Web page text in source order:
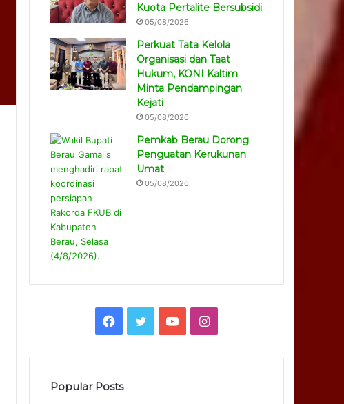
Kuota Pertalite Bersubsidi
05/08/2026
Perkuat Tata Kelola
Organisasi dan Taat
Hukum, KONI Kaltim
Minta Pendampingan
Kejati
05/08/2026
Pemkab Berau Dorong
Penguatan Kerukunan
Umat
05/08/2026
Facebook
TwitterYouTubeInstagram
Popular Posts